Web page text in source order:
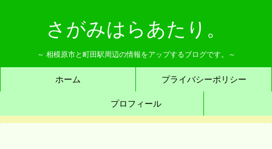
さがみはらあたり。
～ 相模原市と町田駅周辺の情報をアップするブログです。～
ホーム プライバシーポリシー
プロフィール